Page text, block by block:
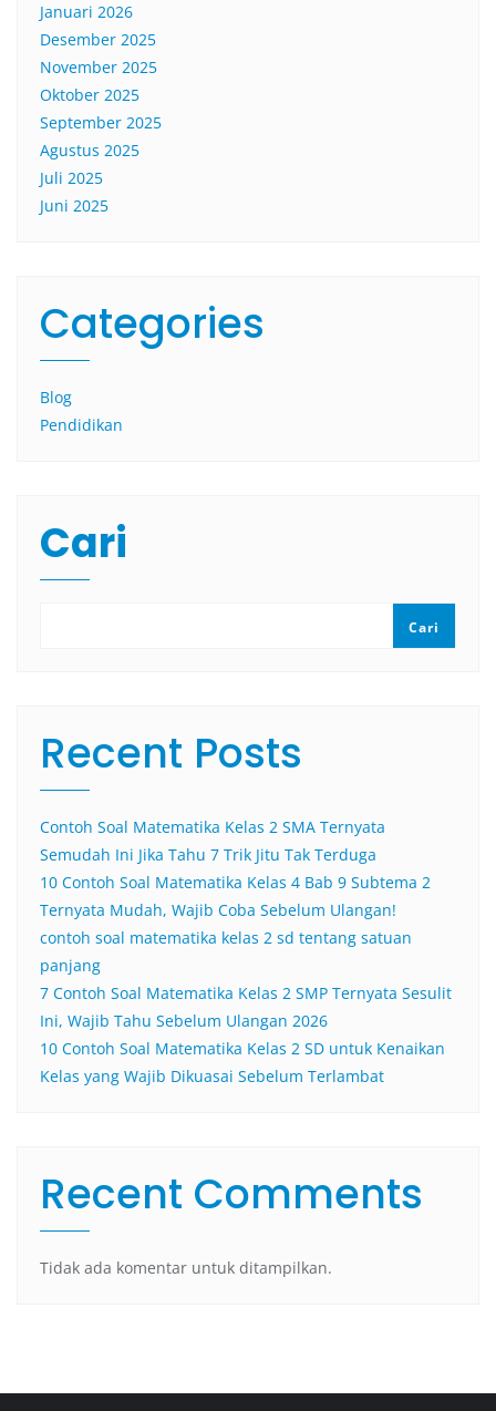
Januari 2026
Desember 2025
November 2025
Oktober 2025
September 2025
Agustus 2025
Juli 2025
Juni 2025
Categories
Blog
Pendidikan
Cari
Cari
Recent Posts
Contoh Soal Matematika Kelas 2 SMA Ternyata
Semudah Ini Jika Tahu 7 Trik Jitu Tak Terduga
10 Contoh Soal Matematika Kelas 4 Bab 9 Subtema 2
Ternyata Mudah, Wajib Coba Sebelum Ulangan!
contoh soal matematika kelas 2 sd tentang satuan
panjang
7 Contoh Soal Matematika Kelas 2 SMP Ternyata Sesulit
Ini, Wajib Tahu Sebelum Ulangan 2026
10 Contoh Soal Matematika Kelas 2 SD untuk Kenaikan
Kelas yang Wajib Dikuasai Sebelum Terlambat
Recent Comments
Tidak ada komentar untuk ditampilkan.